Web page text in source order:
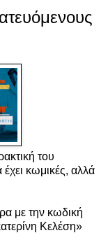
του
κωμικές, αλλά
με την κωδική
Κελέση»